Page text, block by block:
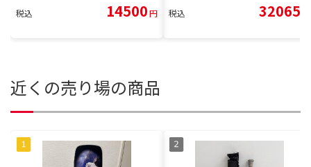
税込 14500円 税込 32065
近くの売り場の商品